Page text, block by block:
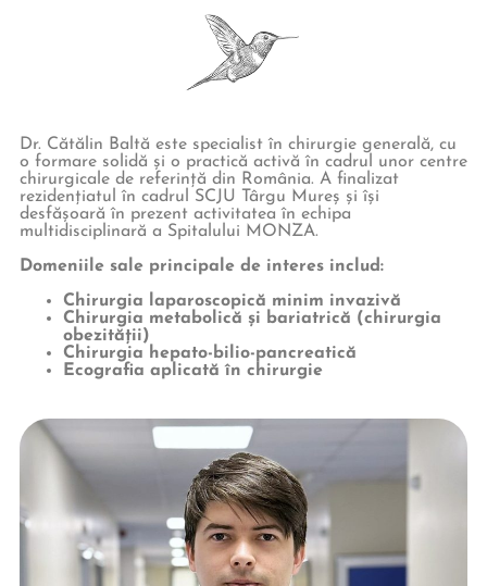
Dr. Cătălin Baltă este specialist în chirurgie generală, cu
o formare solidă și o practică activă în cadrul unor centre
chirurgicale de referință din România. A finalizat
rezidențiatul în cadrul SCJU Târgu Mureș și își
desfășoară în prezent activitatea în echipa
multidisciplinară a Spitalului MONZA.
Domeniile sale principale de interes includ:
Chirurgia laparoscopică minim invazivă
Chirurgia metabolică și bariatrică (chirurgia
obezității)
Chirurgia hepato-bilio-pancreatică
Ecografia aplicată în chirurgie